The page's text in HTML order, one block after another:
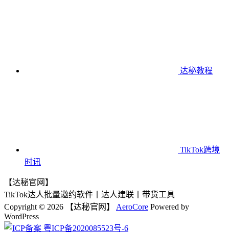
达秘教程
TikTok跨境
时讯
【达秘官网】
TikTok达人批量邀约软件丨达人建联丨带货工具
Copyright © 2026 【达秘官网】 AeroCore Powered by
WordPress
粤ICP备2020085523号-6